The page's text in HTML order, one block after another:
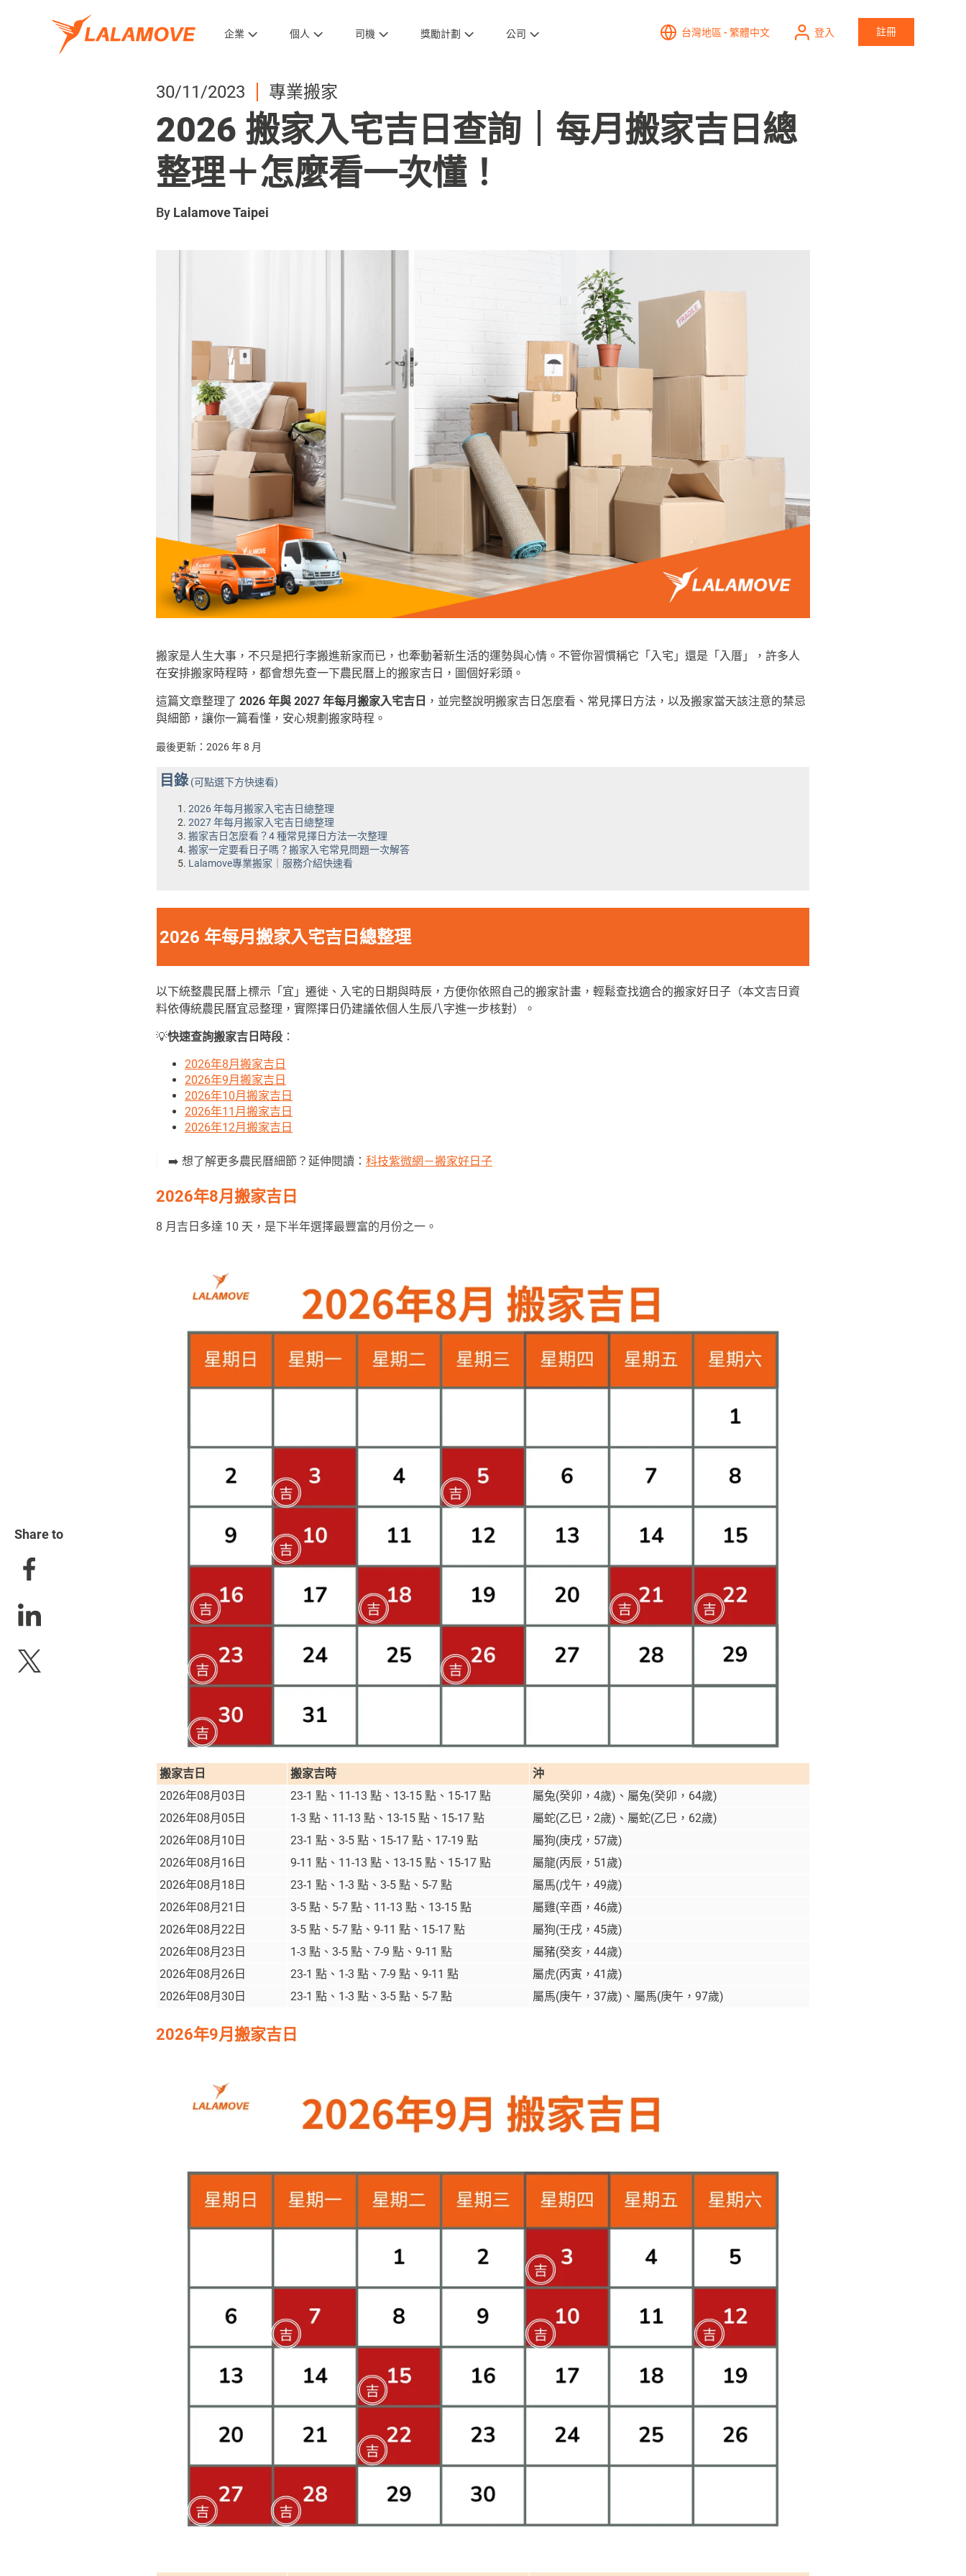
企業 個人 司機 獎勵計劃 公司 台灣地區 - 繁體中文 登入 註冊
30/11/2023 專業搬家
2026 搬家入宅吉日查詢｜每月搬家吉日總
整理＋怎麼看一次懂！
By Lalamove Taipei
搬家是人生大事，不只是把行李搬進新家而已，也牽動著新生活的運勢與心情。不管你習慣稱它「入宅」還是「入厝」，許多人
在安排搬家時程時，都會想先查一下農民曆上的搬家吉日，圖個好彩頭。
這篇文章整理了 2026 年與 2027 年每月搬家入宅吉日 ，並完整說明搬家吉日怎麼看、常見擇日方法，以及搬家當天該注意的禁忌
與細節，讓你一篇看懂，安心規劃搬家時程。
最後更新：2026 年 8 月
目錄 (可點選下方快速看)
2026 年每月搬家入宅吉日總整理
2027 年每月搬家入宅吉日總整理
搬家吉日怎麼看？4 種常見擇日方法一次整理
搬家一定要看日子嗎？搬家入宅常見問題一次解答
Lalamove專業搬家｜服務介紹快速看
2026 年每月搬家入宅吉日總整理
以下統整農民曆上標示「宜」遷徙、入宅的日期與時辰，方便你依照自己的搬家計畫，輕鬆查找適合的搬家好日子（本文吉日資
料依傳統農民曆宜忌整理，實際擇日仍建議依個人生辰八字進一步核對）。
💡快速查詢搬家吉日時段 ：
2026年8月搬家吉日
2026年9月搬家吉日
2026年10月搬家吉日
2026年11月搬家吉日
2026年12月搬家吉日
➡️ 想了解更多農民曆細節？延伸閱讀： 科技紫微網－搬家好日子
2026年8月搬家吉日
8 月吉日多達 10 天，是下半年選擇最豐富的月份之一。
搬家吉日 搬家吉時
沖
2026年08月03日
23-1 點、11-13 點、13-15 點、15-17 點
屬兔(癸卯，4歲)、屬兔(癸卯，64歲)
2026年08月05日
1-3 點、11-13 點、13-15 點、15-17 點
屬蛇(乙巳，2歲)、屬蛇(乙巳，62歲)
2026年08月10日
23-1 點、3-5 點、15-17 點、17-19 點
屬狗(庚戌，57歲)
2026年08月16日
9-11 點、11-13 點、13-15 點、15-17 點
屬龍(丙辰，51歲)
2026年08月18日
23-1 點、1-3 點、3-5 點、5-7 點
屬馬(戊午，49歲)
2026年08月21日
3-5 點、5-7 點、11-13 點、13-15 點
屬雞(辛酉，46歲)
2026年08月22日
3-5 點、5-7 點、9-11 點、15-17 點
屬狗(壬戌，45歲)
2026年08月23日
1-3 點、3-5 點、7-9 點、9-11 點
屬豬(癸亥，44歲)
2026年08月26日
23-1 點、1-3 點、7-9 點、9-11 點
屬虎(丙寅，41歲)
2026年08月30日
23-1 點、1-3 點、3-5 點、5-7 點 屬馬(庚午，37歲)、屬馬(庚午，97歲)
2026年9月搬家吉日
Share to